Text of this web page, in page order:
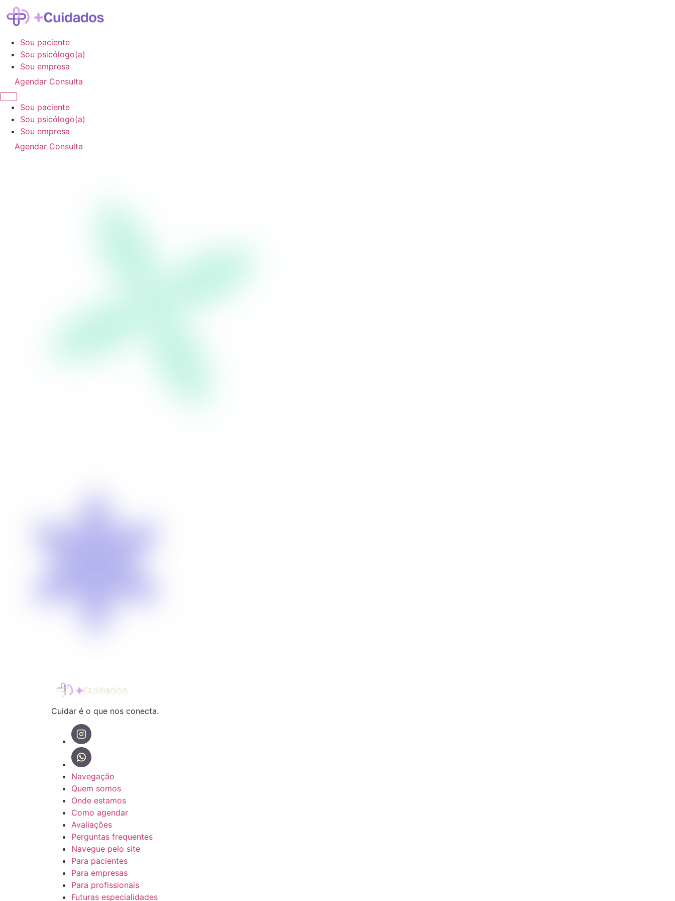
Sou paciente
Sou psicólogo(a)
Sou empresa
Agendar Consulta
Sou paciente
Sou psicólogo(a)
Sou empresa
Agendar Consulta
Cuidar é o que nos conecta.
Navegação
Quem somos
Onde estamos
Como agendar
Avaliações
Perguntas frequentes
Navegue pelo site
Para pacientes
Para empresas
Para profissionais
Futuras especialidades